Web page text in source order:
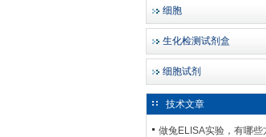
细胞
生化检测试剂盒
细胞试剂
技术文章
做兔ELISA实验，有哪些